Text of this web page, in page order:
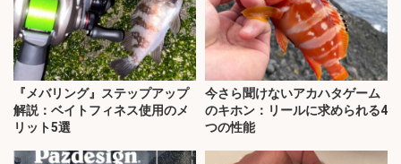
『メバリング』ステップアップ
解説：ベイトフィネス使用のメ
リット5選
今さら聞けないアカハタゲーム
のキホン：リールに求められる4
つの性能